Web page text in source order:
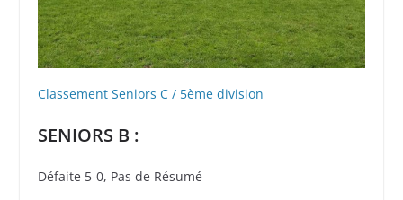
Classement Seniors C / 5ème division
SENIORS B :
Défaite 5-0, Pas de Résumé